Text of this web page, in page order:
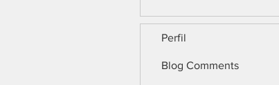
Perfil
Blog Comments